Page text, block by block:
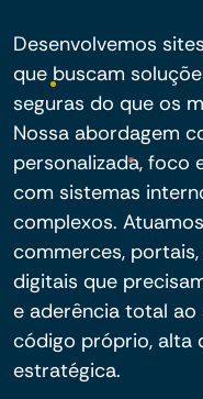
Desenvolvemos
que buscam
seguras do que os
Nossa abordagem
personalizada, foco
com sistemas
complexos.
commerces,
digitais que
e aderência total ao
código próprio, alta
estratégica.